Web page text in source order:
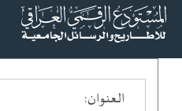
العنوان: